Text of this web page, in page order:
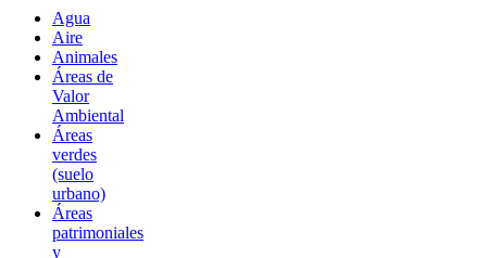
Agua
Aire
Animales
Áreas de
Valor
Ambiental
Áreas
verdes
(suelo
urbano)
Áreas
patrimoniales
y